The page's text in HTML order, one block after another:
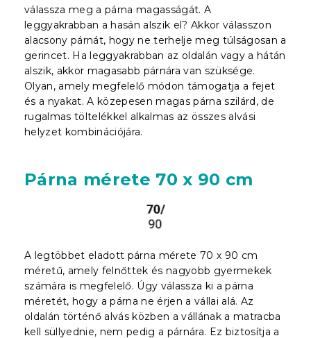
válassza meg a párna magasságát. A
leggyakrabban a hasán alszik el? Akkor válasszon
alacsony párnát, hogy ne terhelje meg túlságosan a
gerincet. Ha leggyakrabban az oldalán vagy a hátán
alszik, akkor magasabb párnára van szüksége.
Olyan, amely megfelelő módon támogatja a fejet
és a nyakat. A közepesen magas párna szilárd, de
rugalmas töltelékkel alkalmas az összes alvási
helyzet kombinációjára.
Párna mérete 70 x 90 cm
A legtöbbet eladott párna mérete 70 x 90 cm
méretű, amely felnőttek és nagyobb gyermekek
számára is megfelelő. Úgy válassza ki a párna
méretét, hogy a párna ne érjen a vállai alá. Az
oldalán történő alvás közben a vállának a matracba
kell süllyednie, nem pedig a párnára. Ez biztosítja a